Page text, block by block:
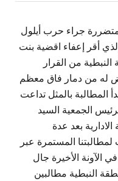
جراء حرب أيلول
أقر إعفاء اقضية بنت
من القرار
له من دمار فاق معظم
المطالبة بالمثل تداعت
الجمعية السيد
بعد عدة
المستمرة عبر
الآونة الأخيرة جال
النبطية مطالبين